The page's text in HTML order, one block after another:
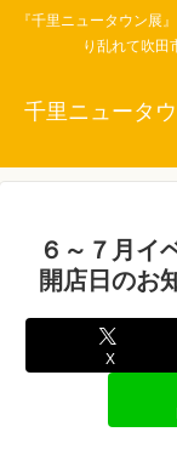
『千里ニュータウン展
り乱れて吹田
千里ニュータ
６～７月イ
開店日のお
X